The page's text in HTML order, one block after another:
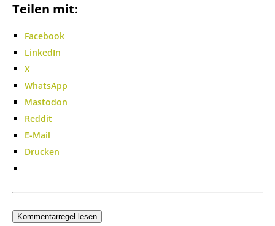
Teilen mit:
Facebook
LinkedIn
X
WhatsApp
Mastodon
Reddit
E-Mail
Drucken
Kommentarregel lesen